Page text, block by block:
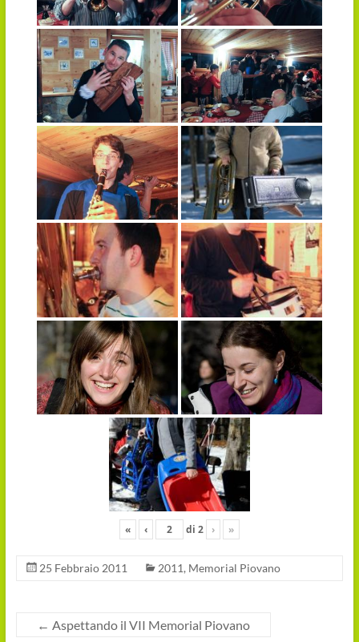
« ‹ di 2 › »
25 Febbraio 2011 2011, Memorial Piovano
← Aspettando il VII Memorial Piovano